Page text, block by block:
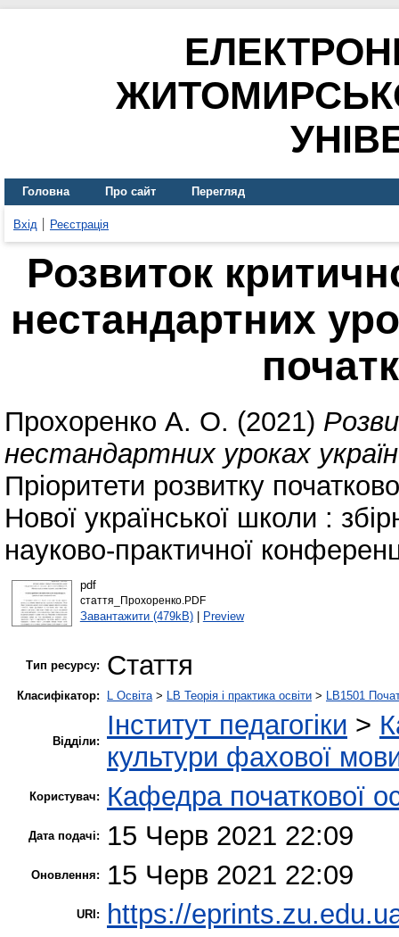
Головна Про сайт Перегляд
Вхід Реєстрація
Розвиток
нестандартних
Прохоренко А. О. (2021)
нестандартних уроках
Пріоритети розвитку
Нової української школи :
науково-практичної
pdf
стаття_Прохоренко.PDF
Завантажити (479kB)| Preview
Тип ресурсу: Стаття
Класифікатор: L Освіта> LB Теорія і практика освіти > LB1501
Відділи:
Інститут педагогіки >
культури фахової
Користувач: Кафедра початкової
Дата подачі: 15 Черв 2021 22:09
Оновлення: 15 Черв 2021 22:09
URI: https://